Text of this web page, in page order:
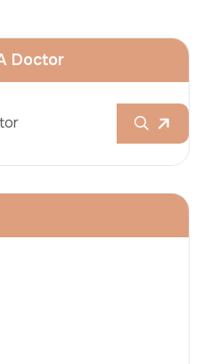
Doctor